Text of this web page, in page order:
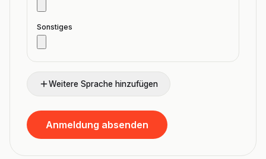
Sonstiges
Weitere Sprache hinzufügen
Anmeldung absenden